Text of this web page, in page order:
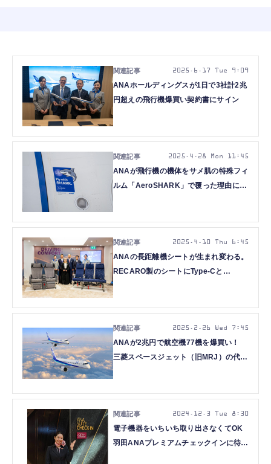
ANAホールディングスが1日で3社計2兆
円超えの飛行機爆買い契約書にサイン
2025.6.17 Tue 9:09
ANAが飛行機の機体をサメ肌の特殊フィ
ルム「AeroSHARK」で覆った理由に鳥
2025.4.28 Mon 11:45
ANAの長距離機シートが生まれ変わる。
RECARO製のシートにType-Cと
2025.4.10 Thu 6:45
ANAが2兆円で航空機77機を爆買い！
三菱スペースジェット（旧MRJ）の代替
2025.2.26 Wed 7:45
電子機器をいちいち取り出さなくてOK
羽田ANAプレミアムチェックインに待望
2024.12.3 Tue 8:30